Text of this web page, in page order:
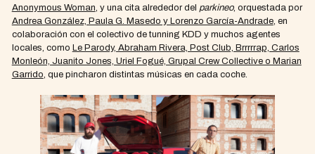
Anonymous Woman , y una cita alrededor del parkineo, orquestada por
Andrea González, Paula G. Masedo y Lorenzo García-Andrade, en
colaboración con el colectivo de tunning KDD y muchos agentes
locales, como Le Parody, Abraham Rivera, Post Club, Brrrrrap, Carlos
Monleón, Juanito Jones, Uriel Fogué, Grupal Crew Collective o Marian
Garrido , que pincharon distintas músicas en cada coche.